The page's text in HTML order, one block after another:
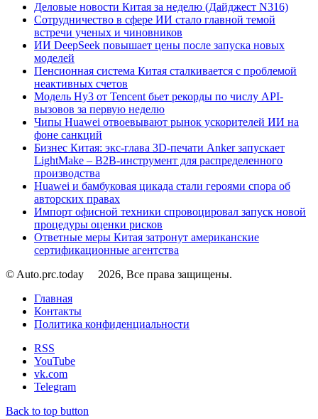
Деловые новости Китая за неделю (Дайджест N316)
Сотрудничество в сфере ИИ стало главной темой
встречи ученых и чиновников
ИИ DeepSeek повышает цены после запуска новых
моделей
Пенсионная система Китая сталкивается с проблемой
неактивных счетов
Модель Hy3 от Tencent бьет рекорды по числу API-
вызовов за первую неделю
Чипы Huawei отвоевывают рынок ускорителей ИИ на
фоне санкций
Бизнес Китая: экс-глава 3D-печати Anker запускает
LightMake – B2B-инструмент для распределенного
производства
Huawei и бамбуковая цикада стали героями спора об
авторских правах
Импорт офисной техники спровоцировал запуск новой
процедуры оценки рисков
Ответные меры Китая затронут американские
сертификационные агентства
© Auto.prc.today
2026, Все права защищены.
Главная
Контакты
Политика конфиденциальности
RSS
YouTube
vk.com
Telegram
Back to top button